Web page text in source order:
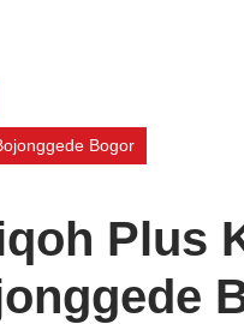
Bogor
Plus